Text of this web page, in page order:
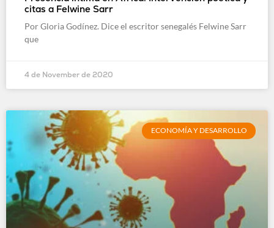
citas a Felwine Sarr
Por Gloria Godínez. Dice el escritor senegalés Felwine Sarr
que
4 de November de 2020
ECONOMÍA Y DESARROLLO